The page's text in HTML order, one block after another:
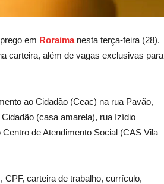
em Roraimanesta terça-feira (28).
carteira, além de vagas exclusivas para
ao Cidadão (Ceac) na rua Pavão,
(casa amarela), rua Izídio
de Atendimento Social (CAS Vila
carteira de trabalho, currículo,